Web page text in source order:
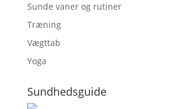
Sunde vaner og rutiner
Træning
Vægttab
Yoga
Sundhedsguide